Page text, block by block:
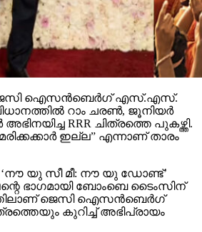
ഐസന്‍ബെര്‍ഗ് എസ്.എസ്.
റാം ചരണ്‍, ജൂനിയര്‍
RRR ചിത്രത്തെ പുകഴ്ത്തി.
ഇല്ല” എന്നാണ് താരം
‘നൗ യു സീ മീ: നൗ യു ഡോണ്ട്’
ഭാഗമായി ബോംബെ ടൈംസിന്
ജെസി ഐസന്‍ബെര്‍ഗ്
കുറിച്ച് അഭിപ്രായം